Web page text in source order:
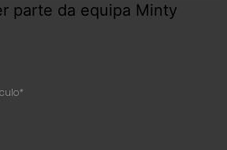
parte da equipa Minty
*